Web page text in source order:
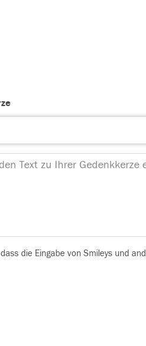
die Eingabe von Smileys und